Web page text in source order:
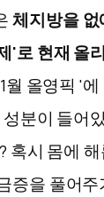
체지방을
'로 현재 올
월 올영픽 '
분이 들어
혹시 몸에
증을 풀어